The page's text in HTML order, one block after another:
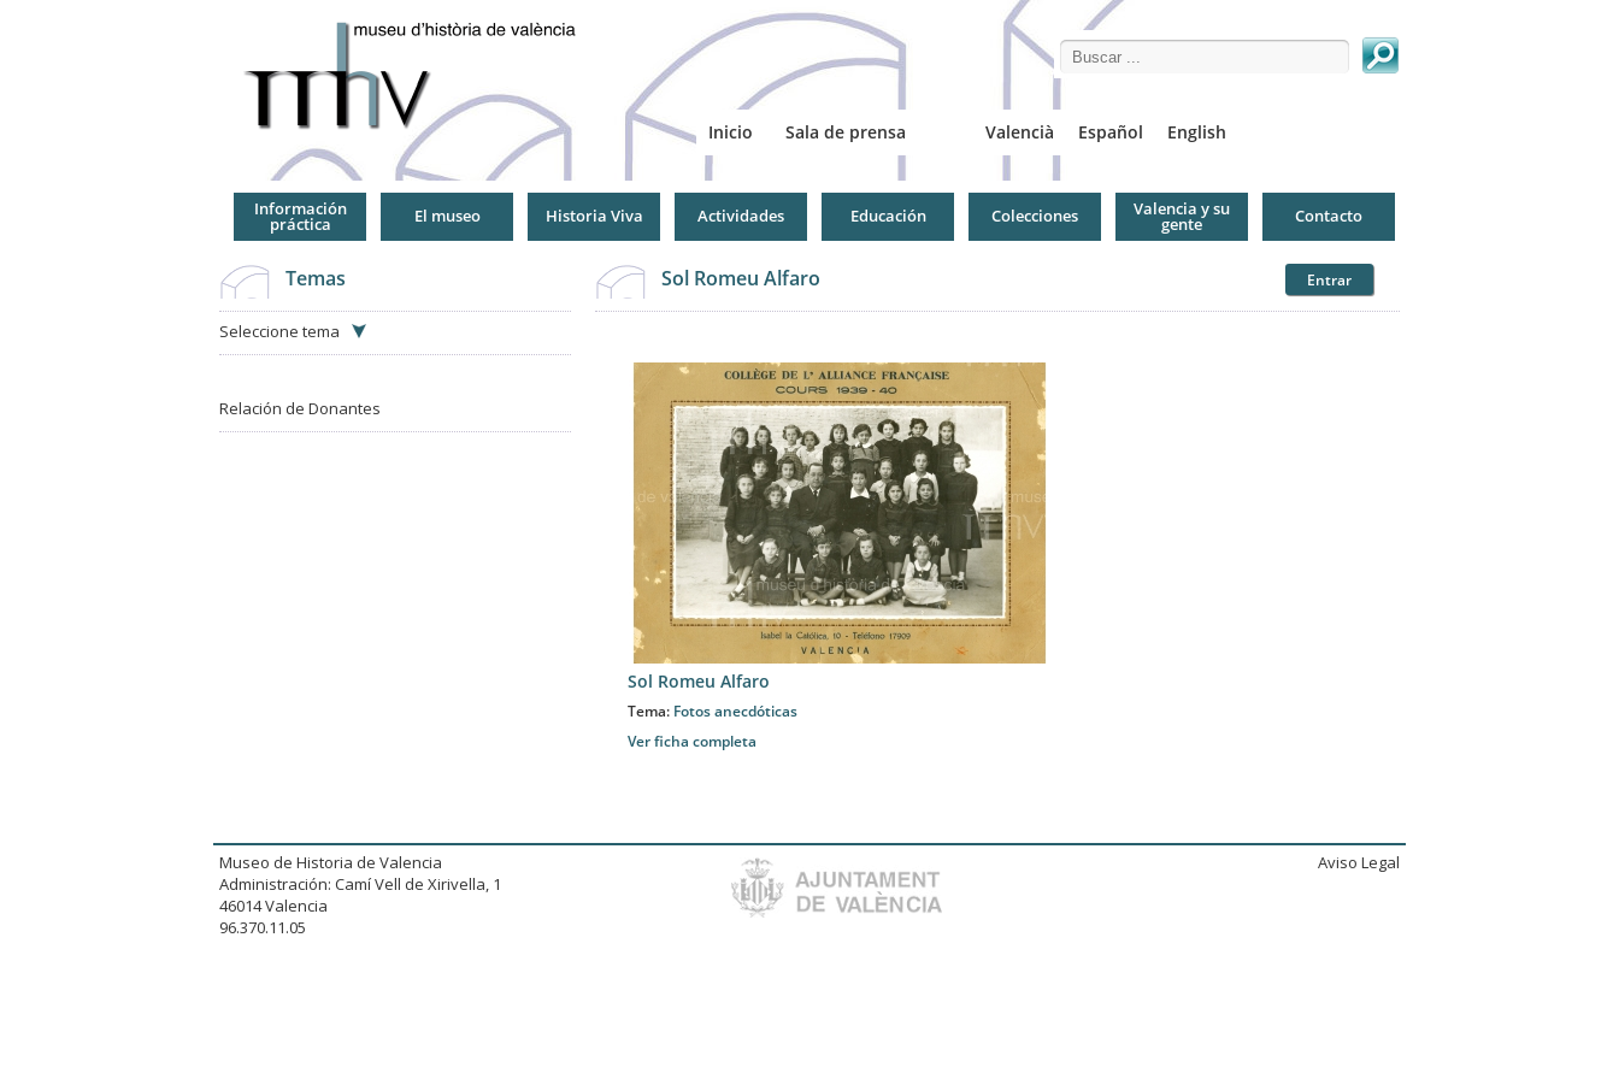
Search this site
Valencià Español English
Inicio Sala de prensa
Información
práctica El museo Historia Viva Actividades Educación Colecciones Valencia y su
gente Contacto
Temas
Seleccione tema
Relación de Donantes
Sol Romeu Alfaro Entrar
Sol Romeu Alfaro
Tema: Fotos anecdóticas
Ver ficha completa
Museo de Historia de Valencia
Administración: Camí Vell de Xirivella, 1
46014 Valencia
96.370.11.05
Aviso Legal